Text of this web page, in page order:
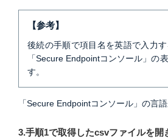
【参考】
後続の手順で項目名を英語で入力す
「Secure Endpointコンソール」の
す。
「Secure Endpointコンソール」の言
3.手順1で取得したcsvファイルを開